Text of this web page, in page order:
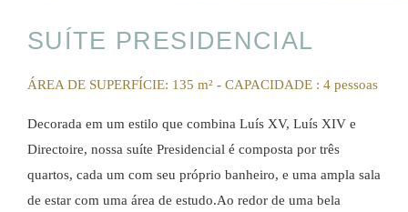
SUÍTE PRESIDENCIAL
ÁREA DE SUPERFÍCIE: 135 m² - CAPACIDADE : 4 pessoas
Decorada em um estilo que combina Luís XV, Luís XIV e
Directoire, nossa suíte Presidencial é composta por três
quartos, cada um com seu próprio banheiro, e uma ampla sala
de estar com uma área de estudo.Ao redor de uma bela